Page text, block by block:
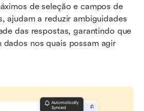
de seleção e campos de
ajudam a reduzir ambiguidades
das respostas, garantindo que
dados nos quais possam agir